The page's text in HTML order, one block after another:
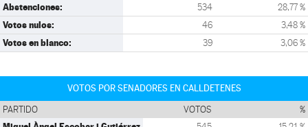
Abstenciones: 534 28,77 %
Votos nulos: 46 3,48 %
Votos en blanco: 39 3,06 %
VOTOS POR SENADORES EN CALLDETENES
PARTIDO VOTOS %